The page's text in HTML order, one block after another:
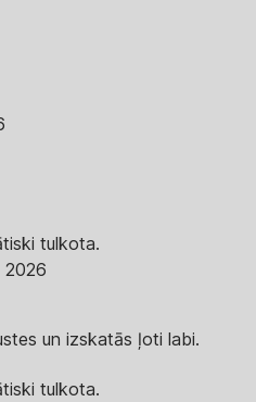
tulkota.
2026
un izskatās ļoti labi.
tulkota.